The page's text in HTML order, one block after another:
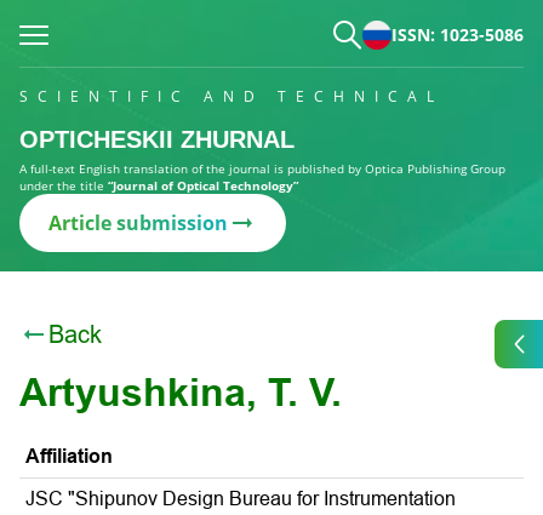
ISSN: 1023-5086
SCIENTIFIC AND TECHNICAL
OPTICHESKII ZHURNAL
A full-text English translation of the journal is published by Optica Publishing Group
under the title “Journal of Optical Technology”
Article submission
Back
Artyushkina, T. V.
Affiliation
JSC "Shipunov Design Bureau for Instrumentation